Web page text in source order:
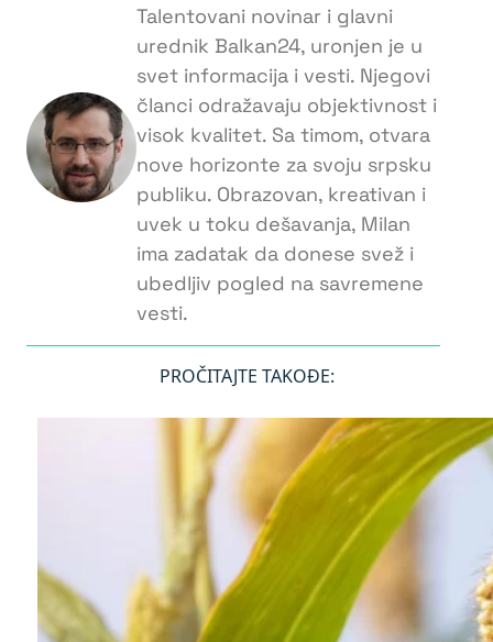
Talentovani novinar i glavni
urednik Balkan24, uronjen je u
svet informacija i vesti. Njegovi
članci odražavaju objektivnost i
visok kvalitet. Sa timom, otvara
nove horizonte za svoju srpsku
publiku. Obrazovan, kreativan i
uvek u toku dešavanja, Milan
ima zadatak da donese svež i
ubedljiv pogled na savremene
vesti.
PROČITAJTE TAKOĐE: